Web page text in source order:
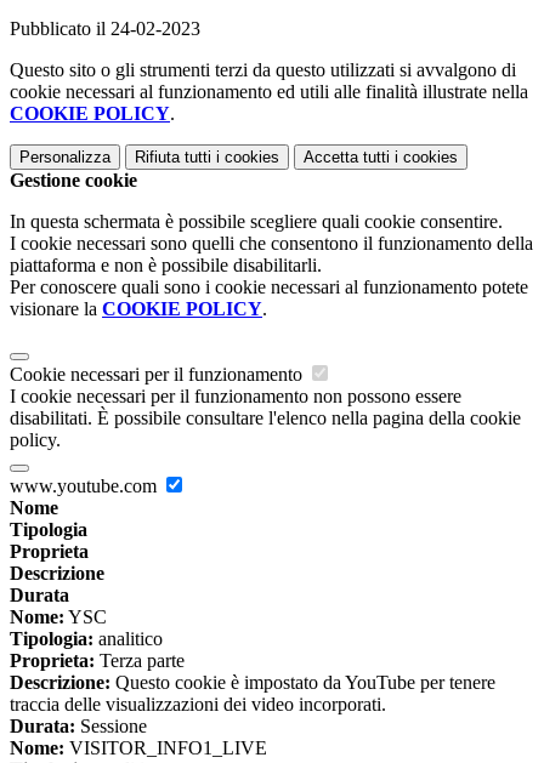
Pubblicato il 24-02-2023
Questo sito o gli strumenti terzi da questo utilizzati si avvalgono di
cookie necessari al funzionamento ed utili alle finalità illustrate nella
COOKIE POLICY.
Personalizza Rifiuta tutti i cookies Accetta tutti i cookies
Gestione cookie
In questa schermata è possibile scegliere quali cookie consentire.
I cookie necessari sono quelli che consentono il funzionamento della
piattaforma e non è possibile disabilitarli.
Per conoscere quali sono i cookie necessari al funzionamento potete
visionare la COOKIE POLICY.
Cookie necessari per il funzionamento
I cookie necessari per il funzionamento non possono essere
disabilitati. È possibile consultare l'elenco nella pagina della cookie
policy.
www.youtube.com
Nome
Tipologia
Proprieta
Descrizione
Durata
Nome: YSC
Tipologia: analitico
Proprieta: Terza parte
Descrizione: Questo cookie è impostato da YouTube per tenere
traccia delle visualizzazioni dei video incorporati.
Durata: Sessione
Nome: VISITOR_INFO1_LIVE